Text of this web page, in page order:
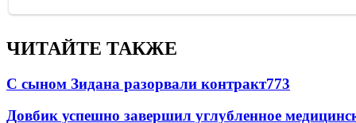
ЧИТАЙТЕ ТАКЖЕ
С сыном Зидана разорвали контракт773
Довбик успешно завершил углубленное